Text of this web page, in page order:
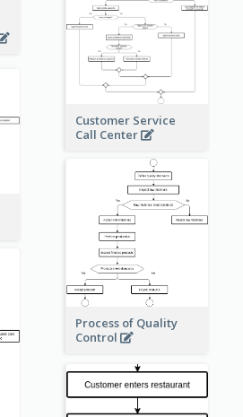
Customer Service
Call Center
Process of Quality
Control